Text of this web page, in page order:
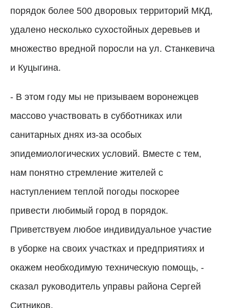
порядок более 500 дворовых территорий МКД,
удалено несколько сухостойных деревьев и
множество вредной поросли на ул. Станкевича
и Куцыгина.
- В этом году мы не призываем воронежцев
массово участвовать в субботниках или
санитарных днях из-за особых
эпидемиологических условий. Вместе с тем,
нам понятно стремление жителей с
наступлением теплой погоды поскорее
привести любимый город в порядок.
Приветствуем любое индивидуальное участие
в уборке на своих участках и предприятиях и
окажем необходимую техническую помощь, -
сказал руководитель управы района Сергей
Ситников.